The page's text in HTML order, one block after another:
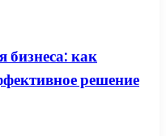
бизнеса: как
решение